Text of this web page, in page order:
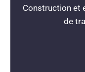
Construction et
de